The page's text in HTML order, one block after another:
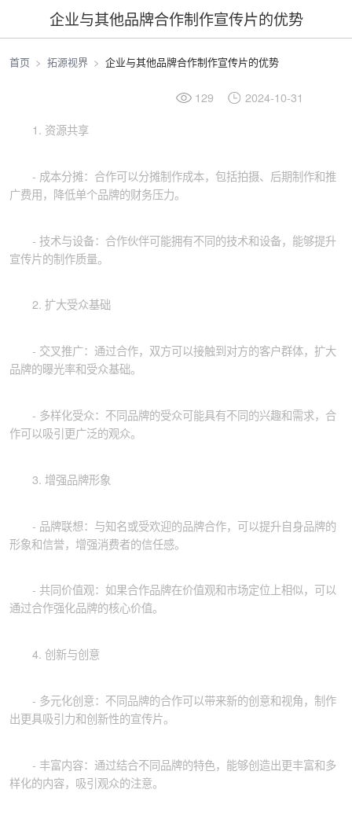
企业与其他品牌合作制作宣传片的优势
首页 拓源视界 企业与其他品牌合作制作宣传片的优势
129 2024-10-31
1. 资源共享
- 成本分摊：合作可以分摊制作成本，包括拍摄、后期制作和推
广费用，降低单个品牌的财务压力。
- 技术与设备：合作伙伴可能拥有不同的技术和设备，能够提升
宣传片的制作质量。
2. 扩大受众基础
- 交叉推广：通过合作，双方可以接触到对方的客户群体，扩大
品牌的曝光率和受众基础。
- 多样化受众：不同品牌的受众可能具有不同的兴趣和需求，合
作可以吸引更广泛的观众。
3. 增强品牌形象
- 品牌联想：与知名或受欢迎的品牌合作，可以提升自身品牌的
形象和信誉，增强消费者的信任感。
- 共同价值观：如果合作品牌在价值观和市场定位上相似，可以
通过合作强化品牌的核心价值。
4. 创新与创意
- 多元化创意：不同品牌的合作可以带来新的创意和视角，制作
出更具吸引力和创新性的宣传片。
- 丰富内容：通过结合不同品牌的特色，能够创造出更丰富和多
样化的内容，吸引观众的注意。